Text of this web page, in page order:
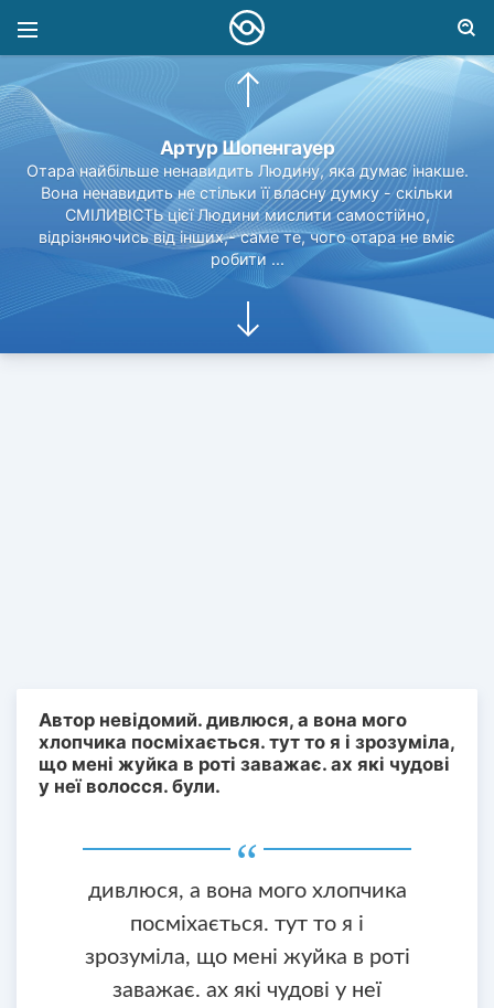
Дейл Карнегі
Як сказано в Книзі Буття, творець дав людині владу над
усією величезною землею. Безумовно, це великий дар.
Але мені ні до чого такі сверхцарскіе прерогативи. Все,
що я бажаю, - придбати владу над самим собою; влада
над своїми думками, над своїми страхами; влада над
своїм розумом і своєю душею.
Автор невідомий. дивлюся, а вона мого
хлопчика посміхається. тут то я і зрозуміла,
що мені жуйка в роті заважає. ах які чудові
у неї волосся. були.
дивлюся, а вона мого хлопчика
посміхається. тут то я і
зрозуміла, що мені жуйка в роті
заважає. ах які чудові у неї